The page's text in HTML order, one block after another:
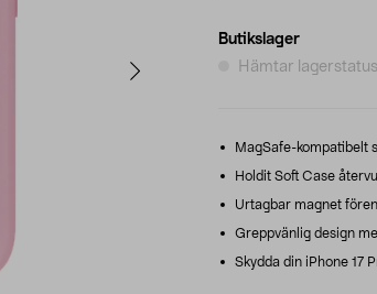
Butikslager
Hämtar
MagSafe-kompatibelt
Holdit Soft Case
Urtagbar magnet
Greppvänlig design
Skydda din iPhone 17